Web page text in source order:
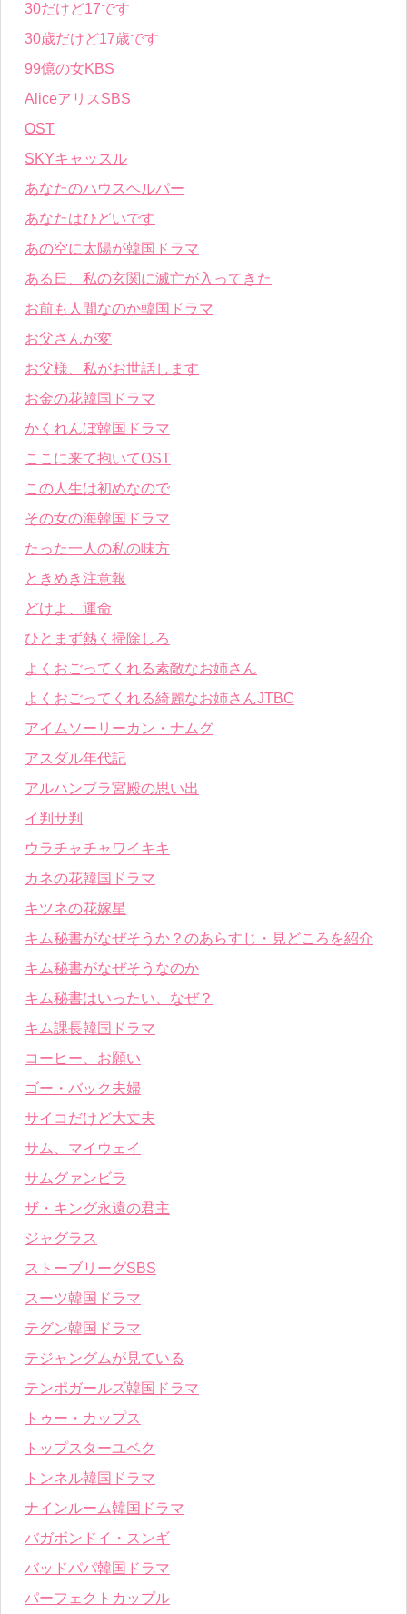
30だけど17です
30歳だけど17歳です
99億の女KBS
AliceアリスSBS
OST
SKYキャッスル
あなたのハウスヘルパー
あなたはひどいです
あの空に太陽が韓国ドラマ
ある日、私の玄関に滅亡が入ってきた
お前も人間なのか韓国ドラマ
お父さんが変
お父様、私がお世話します
お金の花韓国ドラマ
かくれんぼ韓国ドラマ
ここに来て抱いてOST
この人生は初めなので
その女の海韓国ドラマ
たった一人の私の味方
ときめき注意報
どけよ、運命
ひとまず熱く掃除しろ
よくおごってくれる素敵なお姉さん
よくおごってくれる綺麗なお姉さんJTBC
アイムソーリーカン・ナムグ
アスダル年代記
アルハンブラ宮殿の思い出
イ判サ判
ウラチャチャワイキキ
カネの花韓国ドラマ
キツネの花嫁星
キム秘書がなぜそうか？のあらすじ・見どころを紹介
キム秘書がなぜそうなのか
キム秘書はいったい、なぜ？
キム課長韓国ドラマ
コーヒー、お願い
ゴー・バック夫婦
サイコだけど大丈夫
サム、マイウェイ
サムグァンビラ
ザ・キング永遠の君主
ジャグラス
ストーブリーグSBS
スーツ韓国ドラマ
テグン韓国ドラマ
テジャングムが見ている
テンポガールズ韓国ドラマ
トゥー・カップス
トップスターユベク
トンネル韓国ドラマ
ナインルーム韓国ドラマ
バガボンドイ・スンギ
バッドパパ韓国ドラマ
パーフェクトカップル